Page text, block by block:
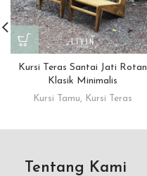
Kursi Teras Santai Jati Rotan
Klasik Minimalis
Kursi Tamu, Kursi Teras
Tentang Kami